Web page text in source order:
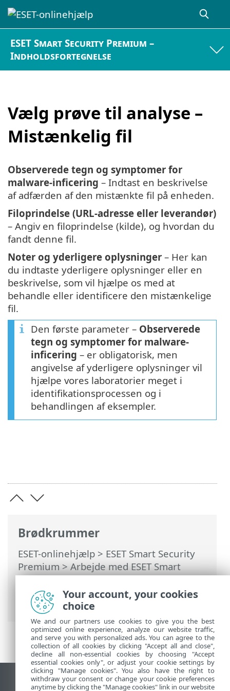
ESET Smart Security Premium –
Indholdsfortegnelse
Vælg prøve til analyse –
Mistænkelig fil
Brødkrummer
ESET-onlinehjælp > ESET Smart Security
Premium>Arbejde med ESET Smart
Security Premium>Værktøjer>Vælg
prøve til analyse> Vælg prøve til analyse
– Mistænkelig fil
Observerede tegn og symptomer for
malware-inficering – Indtast en beskrivelse
af adfærden af den mistænkte fil på enheden.
Filoprindelse (URL-adresse eller leverandør)
– Angiv en filoprindelse (kilde), og hvordan du
fandt denne fil.
Noter og yderligere oplysninger – Her kan
du indtaste yderligere oplysninger eller en
beskrivelse, som vil hjælpe os med at
behandle eller identificere den mistænkelige
fil.
Den første parameter – Observerede
tegn og symptomer for malware-
inficering – er obligatorisk, men
angivelse af yderligere oplysninger vil
hjælpe vores laboratorier meget i
identifikationsprocessen og i
behandlingen af eksempler.
Vis computerwebsted
Your account, your cookies
choice
We and our partners use cookies to give you the best
optimized online experience, analyze our website traffic,
and serve you with personalized ads. You can agree to the
collection of all cookies by clicking "Accept all and close",
decline all non-essential cookies by choosing "Accept
essential cookies only", or adjust your cookie settings by
clicking "Manage cookies". You also have the right to
withdraw your consent or change your cookie preferences
anytime by clicking the "Manage cookies" link in our website